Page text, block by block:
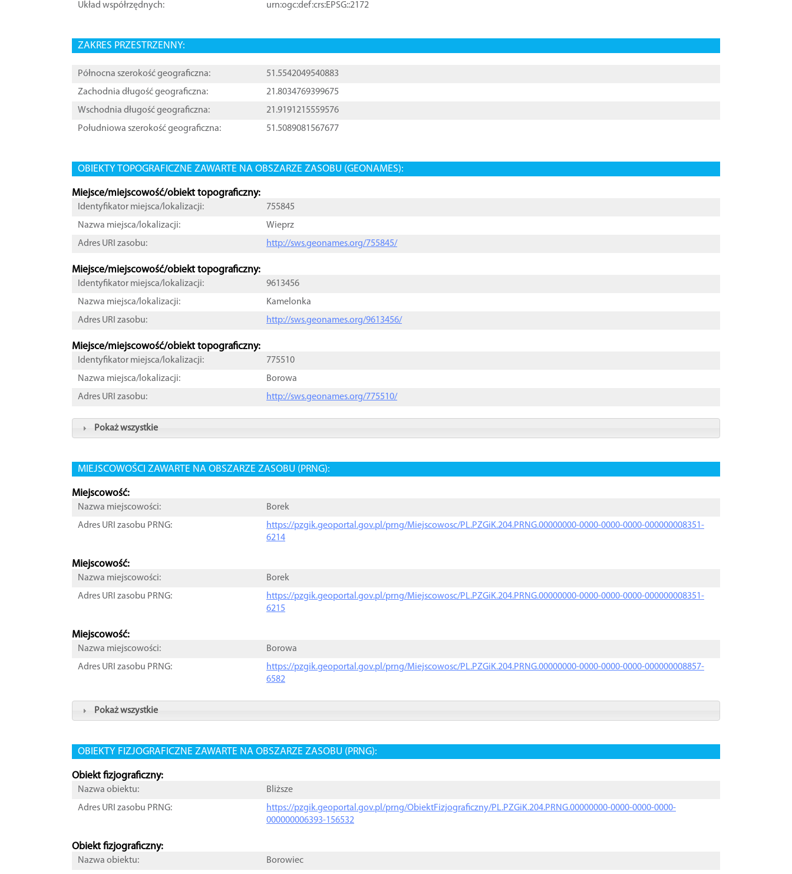
Układ współrzędnych:
urn:ogc:def:crs:EPSG::2172
ZAKRES PRZESTRZENNY:
Północna szerokość geograficzna:
51.5542049540883
Zachodnia długość geograficzna:
21.8034769399675
Wschodnia długość geograficzna:
21.9191215559576
Południowa szerokość geograficzna:
51.5089081567677
OBIEKTY TOPOGRAFICZNE ZAWARTE NA OBSZARZE ZASOBU (GEONAMES):
Miejsce/miejscowość/obiekt topograficzny:
Identyfikator miejsca/lokalizacji:
755845
Nazwa miejsca/lokalizacji:
Wieprz
Adres URI zasobu:
http://sws.geonames.org/755845/
Miejsce/miejscowość/obiekt topograficzny:
Identyfikator miejsca/lokalizacji:
9613456
Nazwa miejsca/lokalizacji:
Kamelonka
Adres URI zasobu:
http://sws.geonames.org/9613456/
Miejsce/miejscowość/obiekt topograficzny:
Identyfikator miejsca/lokalizacji:
775510
Nazwa miejsca/lokalizacji:
Borowa
Adres URI zasobu:
http://sws.geonames.org/775510/
Pokaż wszystkie
MIEJSCOWOŚCI ZAWARTE NA OBSZARZE ZASOBU (PRNG):
Miejscowość:
Nazwa miejscowości:
Borek
Adres URI zasobu PRNG:
https://pzgik.geoportal.gov.pl/prng/Miejscowosc/PL.PZGiK.204.PRNG.00000000-0000-0000-0000-000000008351-
6214
Miejscowość:
Nazwa miejscowości:
Borek
Adres URI zasobu PRNG:
https://pzgik.geoportal.gov.pl/prng/Miejscowosc/PL.PZGiK.204.PRNG.00000000-0000-0000-0000-000000008351-
6215
Miejscowość:
Nazwa miejscowości:
Borowa
Adres URI zasobu PRNG:
https://pzgik.geoportal.gov.pl/prng/Miejscowosc/PL.PZGiK.204.PRNG.00000000-0000-0000-0000-000000008857-
6582
Pokaż wszystkie
OBIEKTY FIZJOGRAFICZNE ZAWARTE NA OBSZARZE ZASOBU (PRNG):
Obiekt fizjograficzny:
Nazwa obiektu:
Bliższe
Adres URI zasobu PRNG:
https://pzgik.geoportal.gov.pl/prng/ObiektFizjograficzny/PL.PZGiK.204.PRNG.00000000-0000-0000-0000-
000000006393-156532
Obiekt fizjograficzny:
Nazwa obiektu: Borowiec